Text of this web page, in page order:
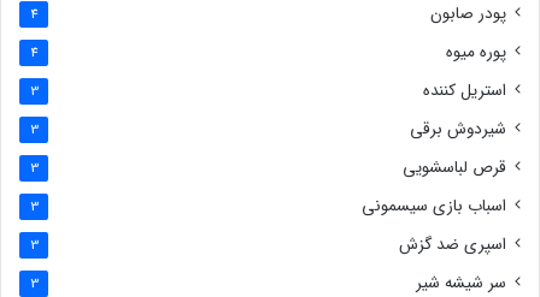
پودر صابون 4
پوره میوه 4
استریل کننده 3
شیردوش برقی 3
قرص لباسشویی 3
اسباب بازی سیسمونی 3
اسپری ضد گزش 3
سر شیشه شیر 3